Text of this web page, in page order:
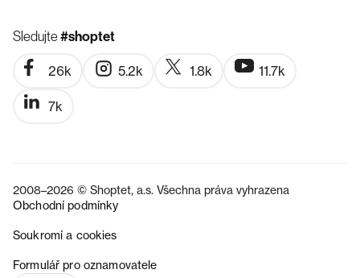
Sledujte#shoptet
26k 5.2k 1.8k 11.7k
7k
2008–2026 © Shoptet, a.s. Všechna práva vyhrazena
Obchodní podmínky
Soukromí a cookies
Formulář pro oznamovatele